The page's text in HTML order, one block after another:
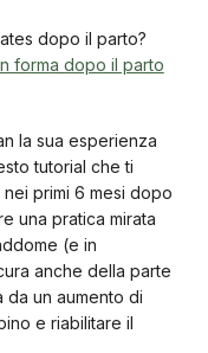
dopo il parto?
forma dopo il parto
la sua esperienza
tutorial che ti
primi 6 mesi dopo
una pratica mirata
(e in
anche della parte
un aumento di
e riabilitare il